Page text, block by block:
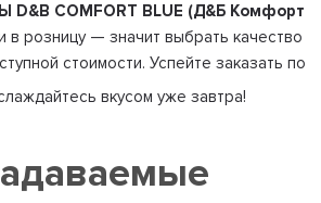
D&B COMFORT BLUE (Д&Б Комфорт
в розницу — значит выбрать качество
стоимости. Успейте заказать по
вкусом уже завтра!